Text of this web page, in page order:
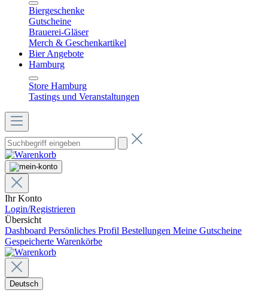
Biergeschenke
Gutscheine
Brauerei-Gläser
Merch & Geschenkartikel
Bier Angebote
Hamburg
Store Hamburg
Tastings und Veranstaltungen
Ihr Konto
Login/Registrieren
Übersicht
Dashboard Persönliches Profil Bestellungen Meine Gutscheine
Gespeicherte Warenkörbe
Deutsch